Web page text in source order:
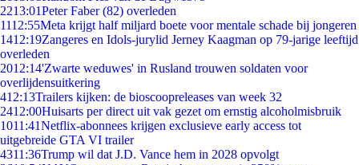
2213:01Peter Faber (82) overleden
1112:55Meta krijgt half miljard boete voor mentale schade bij jongeren
1412:19Zangeres en Idols-jurylid Jerney Kaagman op 79-jarige leeftijd
overleden
2012:14'Zwarte weduwes' in Rusland trouwen soldaten voor
overlijdensuitkering
412:13Trailers kijken: de bioscoopreleases van week 32
2412:00Huisarts per direct uit vak gezet om ernstig alcoholmisbruik
1011:41Netflix-abonnees krijgen exclusieve early access tot
uitgebreide GTA VI trailer
4311:36Trump wil dat J.D. Vance hem in 2028 opvolgt